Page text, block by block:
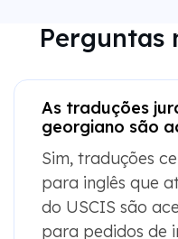
Perguntas
As traduções
georgiano são
Sim, traduções
para inglês que
do USCIS são
para pedidos de